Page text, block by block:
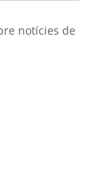
notícies de